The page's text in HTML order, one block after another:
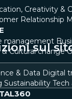
sul
Creativity &
Relationship
management
& Cultural change
& Data Digital
Sustainability Tech